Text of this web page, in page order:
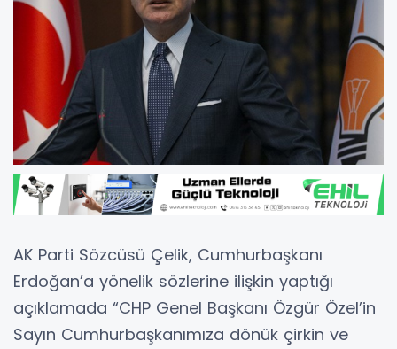
AK Parti Sözcüsü Çelik, Cumhurbaşkanı
Erdoğan’a yönelik sözlerine ilişkin yaptığı
açıklamada “CHP Genel Başkanı Özgür Özel’in
Sayın Cumhurbaşkanımıza dönük çirkin ve